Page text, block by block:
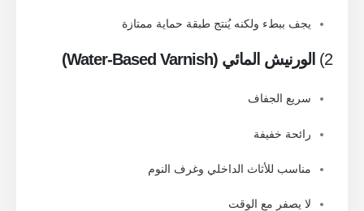
يجف ببطء ولكنه يُنتج طبقة حماية ممتازة
2) الورنيش المائي (Water-Based Varnish)
سريع الجفاف
رائحة خفيفة
مناسب للأثاث الداخلي وغرف النوم
لا يصفر مع الوقت